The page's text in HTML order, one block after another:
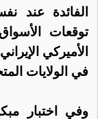
الفائدة عند
توقعات
الأميركي
في الولايات
وفي اختبار